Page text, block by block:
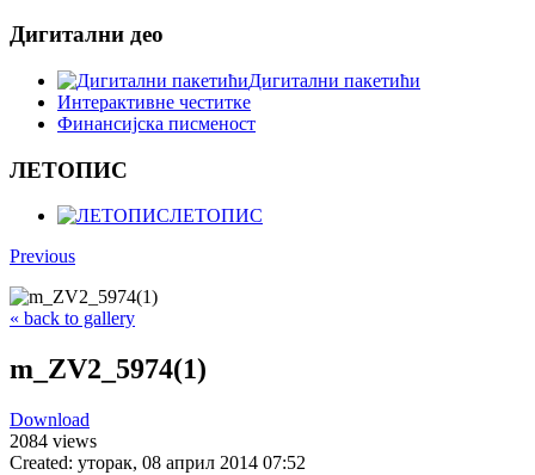
Дигитални део
Дигитални пакетићи
Интерактивне честитке
Финансијска писменост
ЛЕТОПИС
ЛЕТОПИС
Previous
« back to gallery
m_ZV2_5974(1)
Download
2084 views
Created: уторак, 08 април 2014 07:52